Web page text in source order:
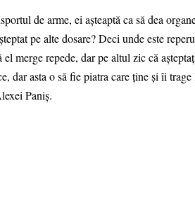
de arme, ei așteaptă ca să dea
pe alte dosare? Deci unde este
merge repede, dar pe altul zic că
dar asta o să fie piatra care ține și îi
Paniș.